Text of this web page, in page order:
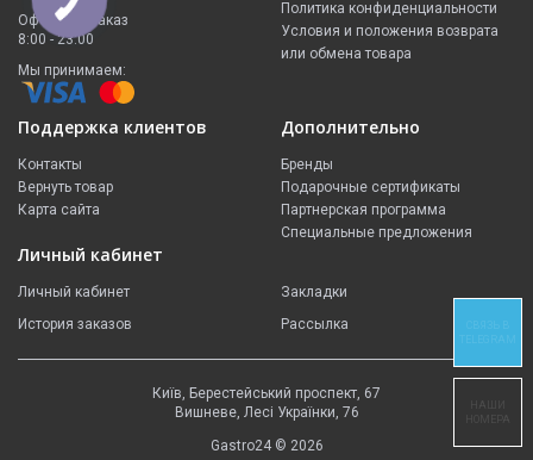
Оформить заказ
8:00 - 23:00
Мы принимаем:
Политика конфиденциальности
Условия и положения возврата
или обмена товара
Поддержка клиентов
Контакты
Вернуть товар
Карта сайта
Дополнительно
Бренды
Подарочные сертификаты
Партнерская программа
Специальные предложения
Личный кабинет
Личный кабинет
История заказов
Закладки
Рассылка
Київ, Берестейський проспект, 67
Вишневе, Лесі Українки, 76
Gastro24 © 2026